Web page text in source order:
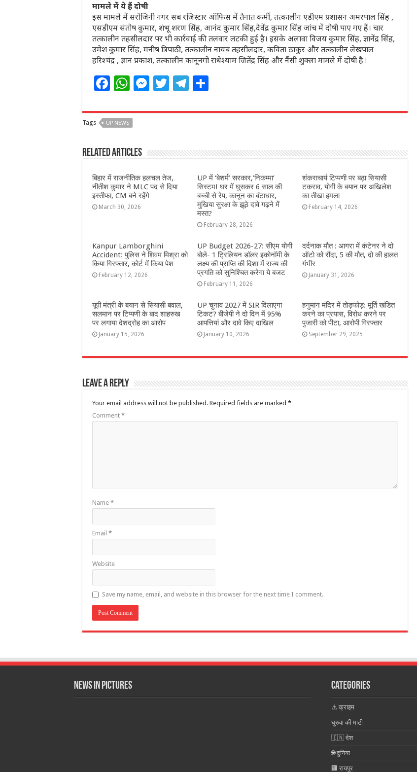
मामले में ये हैं दोषी
इस मामले में सरोजिनी नगर सब रजिस्टार ऑफिस में तैनात कर्मी, तत्कालीन एडीएम प्रशासन अमरपाल सिंह ,
एसडीएम संतोष कुमार, शंभू शरण सिंह, आनंद कुमार सिंह,देवेंद्र कुमार सिंह जांच में दोषी पाए गए हैं। चार
तत्कालीन तहसीलदार पर भी कार्रवाई की तलवार लटकी हुई है। इसके अलावा विजय कुमार सिंह, ज्ञानेंद्र सिंह,
उमेश कुमार सिंह, मनीष त्रिपाठी, तत्कालीन नायब तहसीलदार, कविता ठाकुर और तत्कालीन लेखपाल
हरिश्चंद्र , ज्ञान प्रकाश, तत्कालीन कानूनगो राधेश्याम जितेंद्र सिंह और नैंसी शुक्ला मामले में दोषी है।
F
c
e
b
o
o
k
W
at
s
A
p
p
M
ss
n
g
e
r
T
itt
r
T
e
ra
m
ar
Tags UP NEWS
Related Articles
बिहार में राजनीतिक हलचल तेज,
नीतीश कुमार ने MLC पद से दिया
इस्तीफा, CM बने रहेंगे
March 30, 2026
UP में ‘बेशर्म’ सरकार,’निकम्मा’
सिस्टम! घर में घुसकर 6 साल की
बच्ची से रेप, कानून का बंटाधार,
मुखिया सुरक्षा के झूठे दावे गढ़ने में
मस्त?
February 28, 2026
शंकराचार्य टिप्पणी पर बढ़ा सियासी
टकराव, योगी के बयान पर अखिलेश
का तीखा हमला
February 14, 2026
Kanpur Lamborghini
Accident: पुलिस ने शिवम मिश्रा को
किया गिरफ्तार, कोर्ट में किया पेश
February 12, 2026
UP Budget 2026-27: सीएम योगी
बोले- 1 ट्रिलियन डॉलर इकोनॉमी के
लक्ष्य की प्राप्ति की दिशा में राज्य की
प्रगति को सुनिश्चित करेगा ये बजट
February 11, 2026
दर्दनाक मौत : आगरा में कंटेनर ने दो
ऑटो को रौंदा, 5 की मौत, दो की हालत
गंभीर
January 31, 2026
यूपी मंत्री के बयान से सियासी बवाल,
सलमान पर टिप्पणी के बाद शाहरुख
पर लगाया देशद्रोह का आरोप
January 15, 2026
UP चुनाव 2027 में SIR दिलाएगा
टिकट? बीजेपी ने दो दिन में 95%
आपत्तियां और दावे किए दाखिल
January 10, 2026
हनुमान मंदिर में तोड़फोड़: मूर्ति खंडित
करने का प्रयास, विरोध करने पर
पुजारी को पीटा, आरोपी गिरफ्तार
September 29, 2025
Leave a Reply
Your email address will not be published. Required fields are marked *
Comment *
Name *
Email *
Website
Save my name, email, and website in this browser for the next time I comment.
News in Pictures Categories
⚠️ क्राइम
घुरुवा की माटी
🇮🇳 देश
🌐 दुनिया
🏢 रायपुर